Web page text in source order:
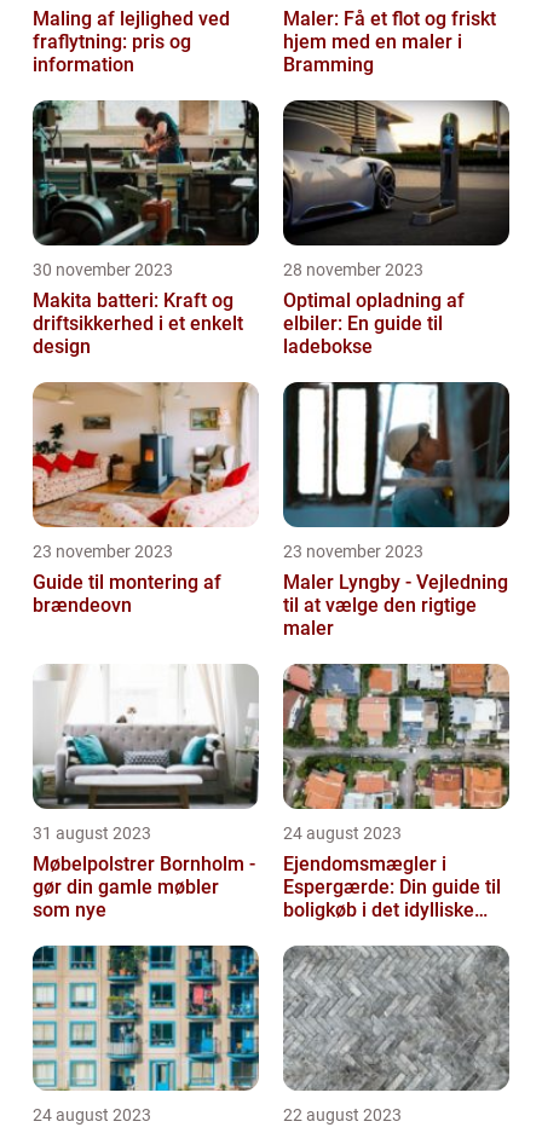
Maling af lejlighed ved
fraflytning: pris og
information
Maler: Få et flot og friskt
hjem med en maler i
Bramming
30 november 2023
Makita batteri: Kraft og
driftsikkerhed i et enkelt
design
28 november 2023
Optimal opladning af
elbiler: En guide til
ladebokse
23 november 2023
Guide til montering af
brændeovn
23 november 2023
Maler Lyngby - Vejledning
til at vælge den rigtige
maler
31 august 2023
Møbelpolstrer Bornholm -
gør din gamle møbler
som nye
24 august 2023
Ejendomsmægler i
Espergærde: Din guide til
boligkøb i det idylliske
24 august 2023 22 august 2023